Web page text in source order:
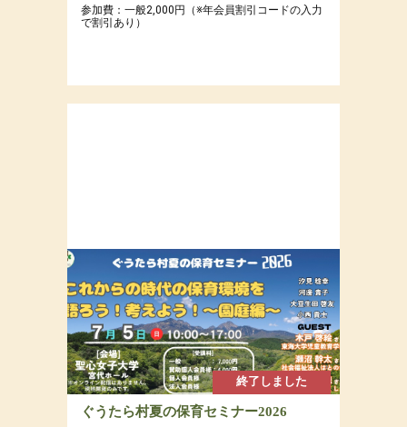
参加費：一般2,000円（※年会員割引コードの入力
で割引あり）
終了しました
ぐうたら村夏の保育セミナー2026